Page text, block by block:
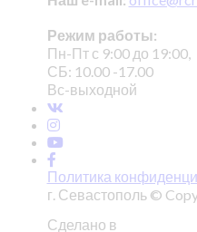
Режим работы:
Пн-Пт с 9:00 до 19:00,
СБ: 10.00 -17.00
Вс-выходной
Политика
г. Севастополь ©
Сделано в